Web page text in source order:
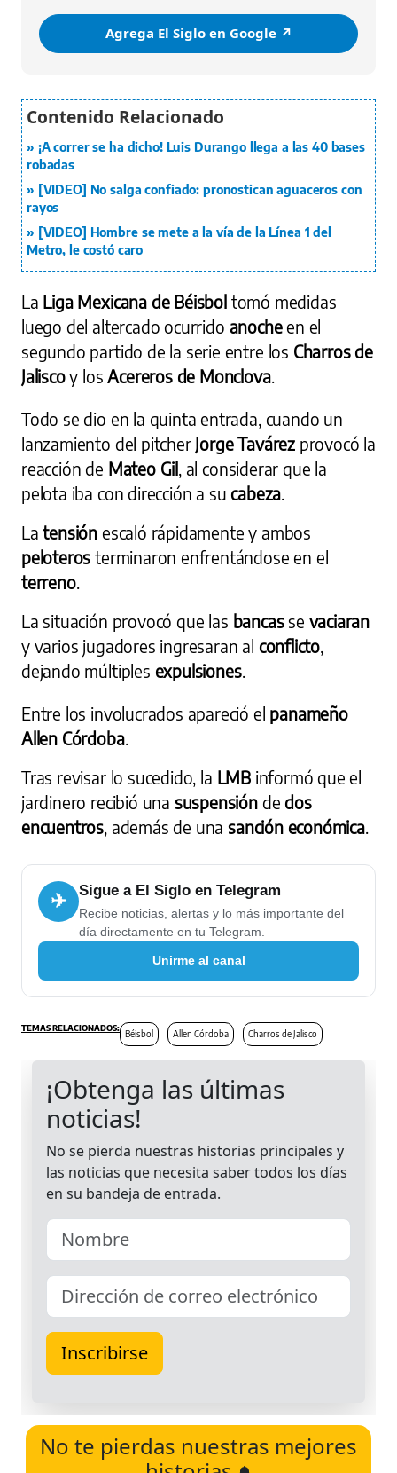
Agrega El Siglo en Google ↗️
¡A correr se ha dicho! Luis Durango llega a las 40 bases
robadas
[VIDEO] No salga confiado: pronostican aguaceros con
rayos
[VIDEO] Hombre se mete a la vía de la Línea 1 del
Metro, le costó caro
La Liga Mexicana de Béisboltomó medidas
luego del altercado ocurrido anocheen el
segundo partido de la serie entre los Charros de
Jaliscoy los Acereros de Monclova.
Todo se dio en la quinta entrada, cuando un
lanzamiento del pitcher Jorge Tavárezprovocó la
reacción de Mateo Gil , al considerar que la
pelota iba con dirección a su cabeza
Latensión escaló rápidamente y ambos
peloterosterminaron enfrentándose en el
terreno.
La situación provocó que las bancasse vaciaran
y varios jugadores ingresaran al conflicto
dejando múltiples expulsiones.
Entre los involucrados apareció el panameño
Allen Córdoba.
Tras revisar lo sucedido, la LMBinformó que el
jardinero recibió una suspensión de dos
encuentros , además de unasanción económica.
✈ Sigue a El Siglo en Telegram
Recibe noticias, alertas y lo más importante del
día directamente en tu Telegram.
Unirme al canal
Béisbol Allen Córdoba Charros de Jalisco
No te pierdas nuestras mejores